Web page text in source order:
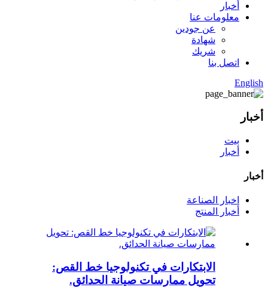
أخبار
معلومات عنا
عن جودين
شهادة
شريك
اتصل بنا
English
أخبار
بيت
أخبار
أخبار
اخبار الصناعة
أخبار المنتج
الابتكارات في تكنولوجيا خط القص:
تحويل ممارسات صيانة الحدائق.